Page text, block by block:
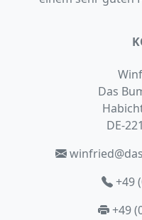
Das
DE-
+49
+49